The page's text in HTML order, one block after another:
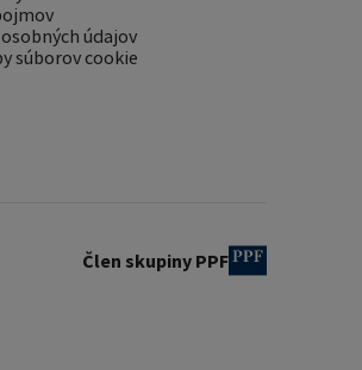
údajov
súborov cookie
Člen skupiny PPF